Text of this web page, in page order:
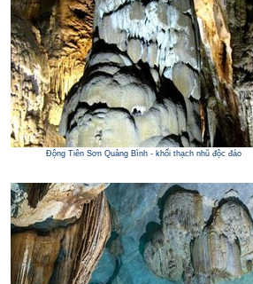
Động Tiên Sơn Quảng Bình - khối thạch nhũ độc đáo